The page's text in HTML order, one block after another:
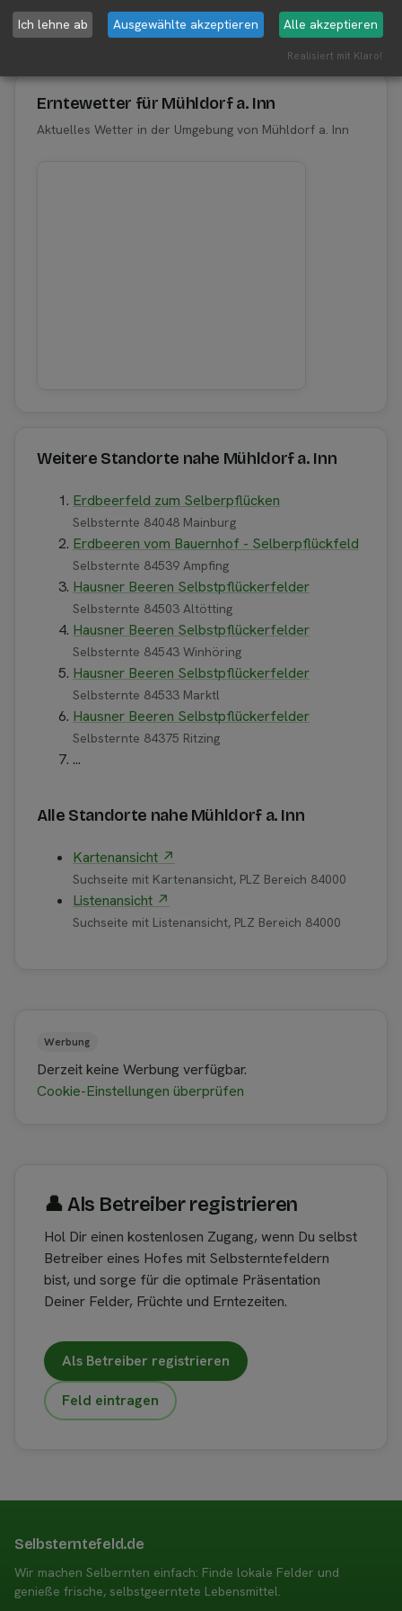
Aktuelle Infos zur Region 84453
Mühldorf a. Inn
Erntewetter für Mühldorf a. Inn
Aktuelles Wetter in der Umgebung von Mühldorf a. Inn
Weitere Standorte nahe Mühldorf a. Inn
Erdbeerfeld zum Selberpflücken
Selbsternte 84048 Mainburg
Erdbeeren vom Bauernhof - Selberpflückfeld
Selbsternte 84539 Ampfing
Hausner Beeren Selbstpflückerfelder
Selbsternte 84503 Altötting
Hausner Beeren Selbstpflückerfelder
Selbsternte 84543 Winhöring
Hausner Beeren Selbstpflückerfelder
Selbsternte 84533 Marktl
Hausner Beeren Selbstpflückerfelder
Selbsternte 84375 Ritzing
...
Alle Standorte nahe Mühldorf a. Inn
Kartenansicht ↗
Suchseite mit Kartenansicht, PLZ Bereich 84000
Listenansicht ↗
Suchseite mit Listenansicht, PLZ Bereich 84000
Werbung
Derzeit keine Werbung verfügbar.
Cookie-Einstellungen überprüfen
👤︎ Als Betreiber registrieren
Hol Dir einen kostenlosen Zugang, wenn Du selbst
Betreiber eines Hofes mit Selbsterntefeldern
bist, und sorge für die optimale Präsentation
Deiner Felder, Früchte und Erntezeiten.
Als Betreiber registrieren
Feld eintragen
Selbsterntefeld.de
Wir machen Selbernten einfach: Finde lokale Felder und
genieße frische, selbstgeerntete Lebensmittel.
Ich lehne ab Ausgewählte akzeptieren Alle akzeptieren
Realisiert mit Klaro!